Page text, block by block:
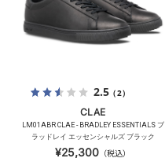
2.5（2）
CLAE
LM01ABR CLAE - BRADLEY ESSENTIALS ブ
ラッドレイ エッセンシャルズ ブラック
¥25,300 （税込）